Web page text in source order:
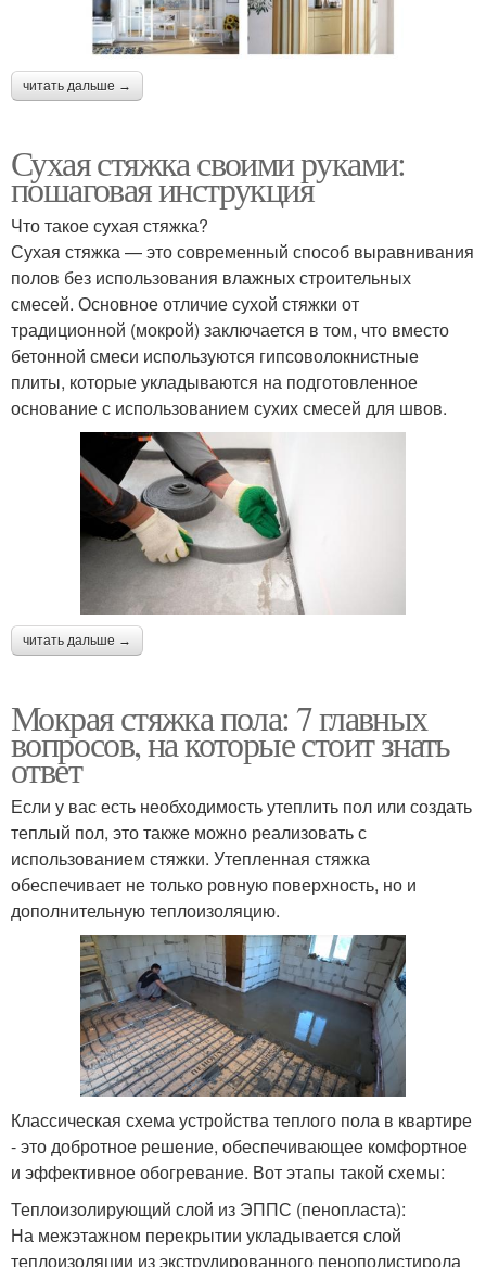
читать дальше →
Сухая стяжка своими руками:
пошаговая инструкция
Что такое сухая стяжка?
Сухая стяжка — это современный способ выравнивания
полов без использования влажных строительных
смесей. Основное отличие сухой стяжки от
традиционной (мокрой) заключается в том, что вместо
бетонной смеси используются гипсоволокнистные
плиты, которые укладываются на подготовленное
основание с использованием сухих смесей для швов.
читать дальше →
Мокрая стяжка пола: 7 главных
вопросов, на которые стоит знать
ответ
Если у вас есть необходимость утеплить пол или создать
теплый пол, это также можно реализовать с
использованием стяжки. Утепленная стяжка
обеспечивает не только ровную поверхность, но и
дополнительную теплоизоляцию.
Классическая схема устройства теплого пола в квартире
- это добротное решение, обеспечивающее комфортное
и эффективное обогревание. Вот этапы такой схемы:
Теплоизолирующий слой из ЭППС (пенопласта):
На межэтажном перекрытии укладывается слой
теплоизоляции из экструдированного пенополистирола